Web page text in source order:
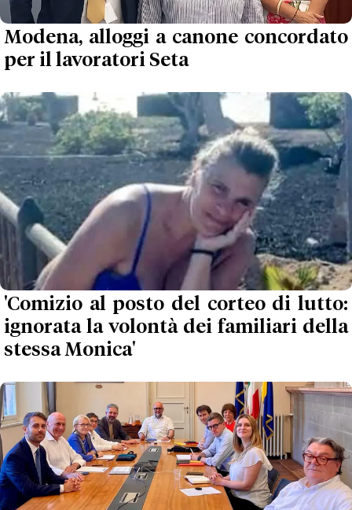
Modena, alloggi a canone concordato
per il lavoratori Seta
'Comizio al posto del corteo di lutto:
ignorata la volontà dei familiari della
stessa Monica'